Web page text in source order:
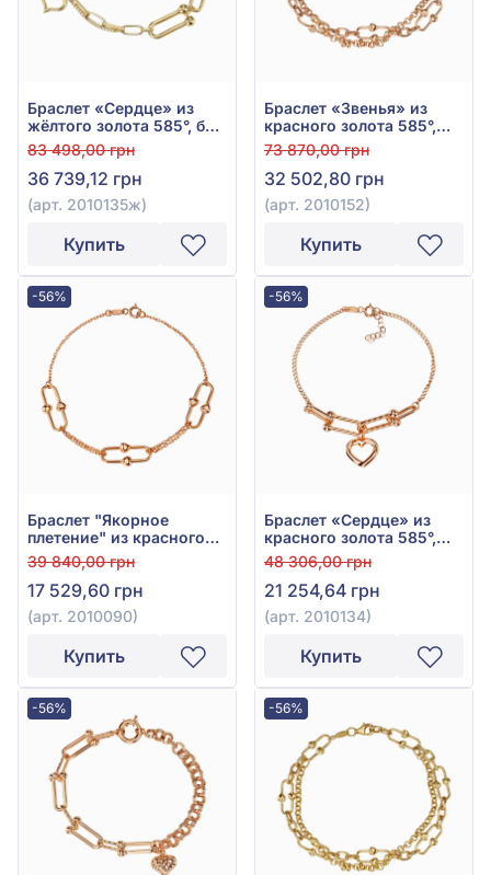
Браслет «Сердце» из
жёлтого золота 585°, без
вставки, арт. 2010135ж
83 498,00 грн
36 739,12 грн
(арт. 2010135ж)
Купить
Браслет «Звенья» из
красного золота 585°,
без вставки, арт. 2010152
73 870,00 грн
32 502,80 грн
(арт. 2010152)
Купить
-56%
Браслет "Якорное
плетение" из красного
золота 585°, без вставки,
арт. 2010090
39 840,00 грн
17 529,60 грн
(арт. 2010090)
Купить
-56%
Браслет «Сердце» из
красного золота 585°,
без вставки, арт. 2010134
48 306,00 грн
21 254,64 грн
(арт. 2010134)
Купить
-56% -56%